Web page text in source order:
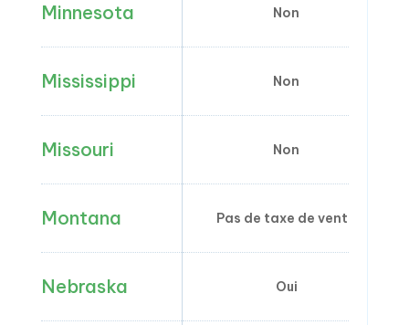
Minnesota Non
Mississippi Non
Missouri Non
Montana Pas de taxe de vente
Nebraska Oui